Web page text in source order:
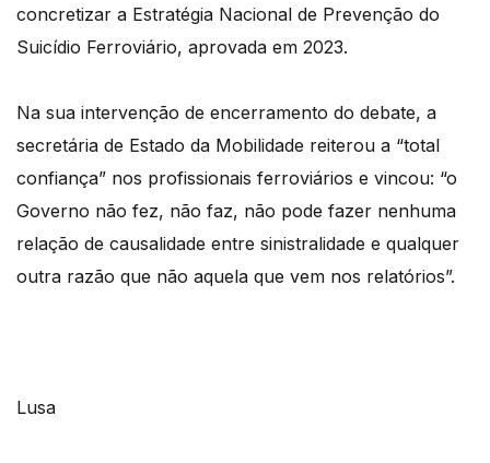
concretizar a Estratégia Nacional de Prevenção do
Suicídio Ferroviário, aprovada em 2023.
Na sua intervenção de encerramento do debate, a
secretária de Estado da Mobilidade reiterou a “total
confiança” nos profissionais ferroviários e vincou: “o
Governo não fez, não faz, não pode fazer nenhuma
relação de causalidade entre sinistralidade e qualquer
outra razão que não aquela que vem nos relatórios”.
Lusa